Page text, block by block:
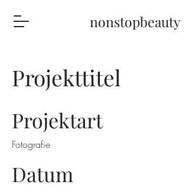
nonstopbeauty
Projekttitel
Projektart
Fotografie
Datum